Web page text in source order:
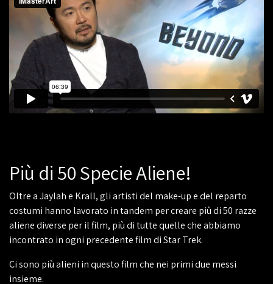
Più di 50 Specie Aliene!
Oltre a Jaylah e Krall, gli artisti del make-up e del reparto
costumi hanno lavorato in tandem per creare più di 50 razze
aliene diverse per il film, più di tutte quelle che abbiamo
incontrato in ogni precedente film di Star Trek.
Ci sono più alieni in questo film che nei primi due messi
insieme.